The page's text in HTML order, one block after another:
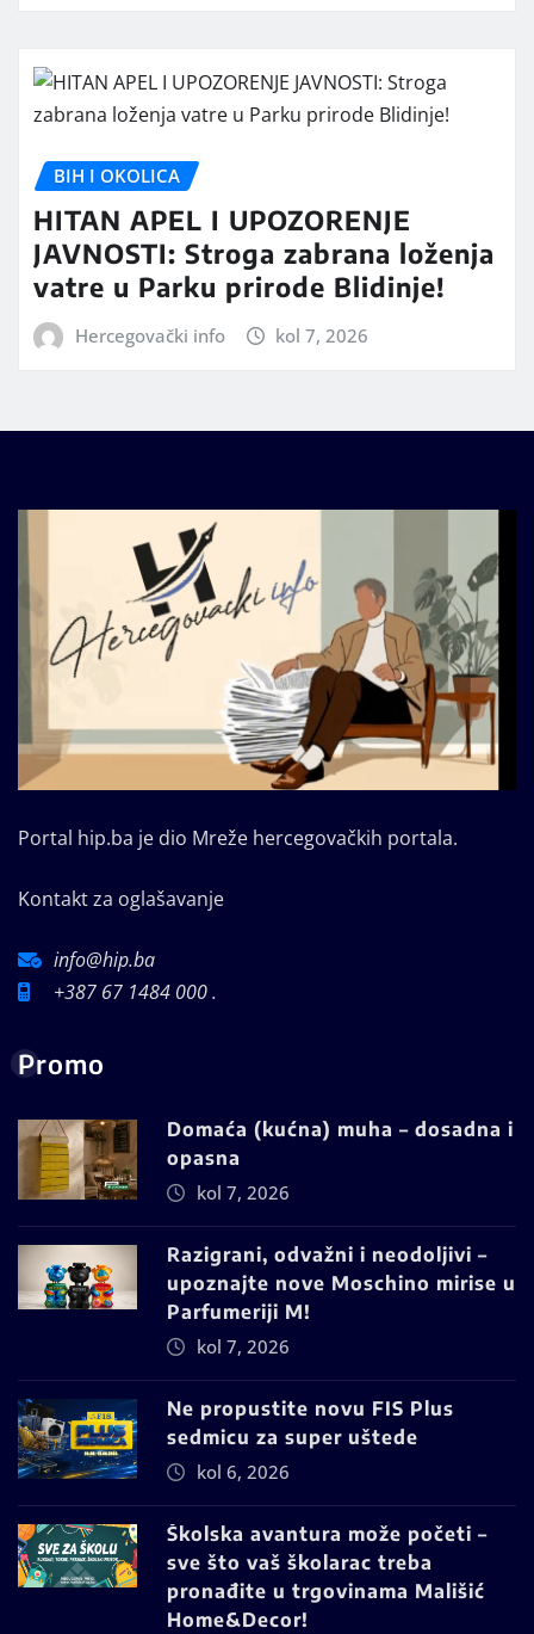
BIH I OKOLICA
HITAN APEL I UPOZORENJE
JAVNOSTI: Stroga zabrana loženja
vatre u Parku prirode Blidinje!
Hercegovački info kol 7, 2026
Portal hip.ba je dio Mreže hercegovačkih portala.
Kontakt za oglašavanje
info@hip.ba
+387 67 1484 000 .
Promo
Domaća (kućna) muha – dosadna i
opasna
kol 7, 2026
Razigrani, odvažni i neodoljivi –
upoznajte nove Moschino mirise u
Parfumeriji M!
kol 7, 2026
Ne propustite novu FIS Plus
sedmicu za super uštede
kol 6, 2026
Školska avantura može početi –
sve što vaš školarac treba
pronađite u trgovinama Mališić
Home&Decor!